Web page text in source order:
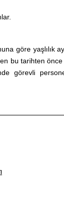
göre yaşlılık
bu tarihten
görevli